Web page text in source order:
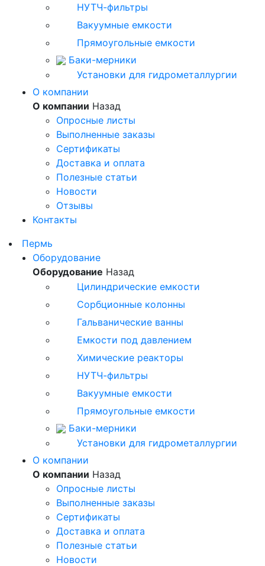
НУТЧ-фильтры
Вакуумные емкости
Прямоугольные емкости
Баки-мерники
Установки для гидрометаллургии
О компании
О компании Назад
Опросные листы
Выполненные заказы
Сертификаты
Доставка и оплата
Полезные статьи
Новости
Отзывы
Контакты
Пeрмь
Оборудование
Оборудование Назад
Цилиндрические емкости
Сорбционные колонны
Гальванические ванны
Емкости под давлением
Химические реакторы
НУТЧ-фильтры
Вакуумные емкости
Прямоугольные емкости
Баки-мерники
Установки для гидрометаллургии
О компании
О компании Назад
Опросные листы
Выполненные заказы
Сертификаты
Доставка и оплата
Полезные статьи
Новости